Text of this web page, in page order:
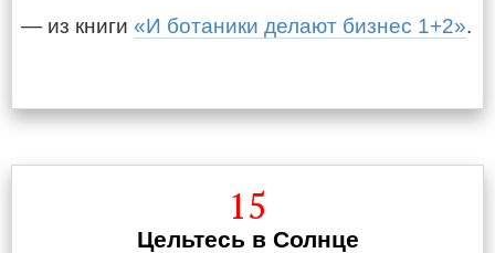
— из книги «И ботаники делают бизнес 1+2».
15
Цельтесь в Солнце